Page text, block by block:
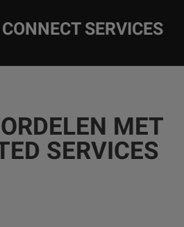
SERVICES
MET
SERVICES